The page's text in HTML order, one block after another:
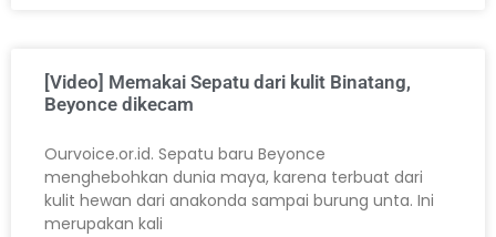
[Video] Memakai Sepatu dari kulit Binatang,
Beyonce dikecam
Ourvoice.or.id. Sepatu baru Beyonce
menghebohkan dunia maya, karena terbuat dari
kulit hewan dari anakonda sampai burung unta. Ini
merupakan kali